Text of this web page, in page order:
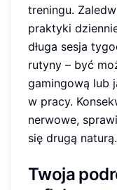
treningu.
praktyki
długa sesja
rutyny – być
gamingową lub
w pracy.
nerwowe,
się drugą naturą.
Twoja